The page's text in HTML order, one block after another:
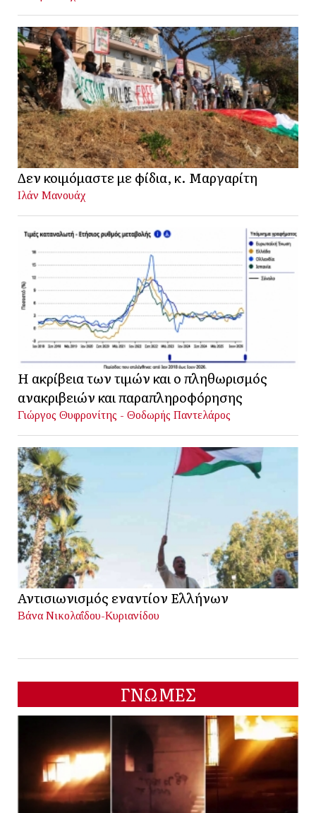
Δεν κοιμόμαστε με φίδια, κ. Μαργαρίτη
Ιλάν Μανουάχ
Η ακρίβεια των τιμών και ο πληθωρισμός
ανακριβειών και παραπληροφόρησης
Γιώργος Θυφρονίτης - Θοδωρής Παντελάρος
Αντισιωνισμός εναντίον Ελλήνων
Βάνα Νικολαΐδου-Κυριανίδου
ΓΝΩΜΕΣ